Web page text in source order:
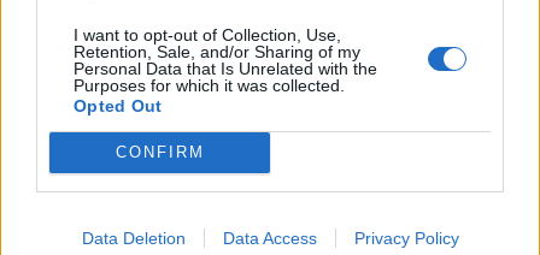
I want to opt-out of Collection, Use,
Retention, Sale, and/or Sharing of my
Personal Data that Is Unrelated with the
Purposes for which it was collected.
Opted Out
CONFIRM
Data Deletion Data Access Privacy Policy
Dein Beitrag wurde ebenfalls an einer Stelle editiert. Auch
Dein Wortvorschlag ist regelwidrig gewesen.
Mit freundlichen Grüßen,
22 Dezember 2016